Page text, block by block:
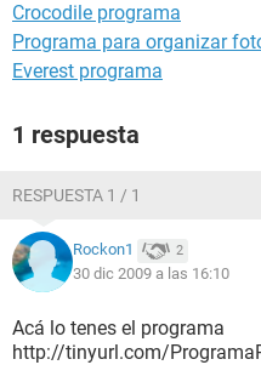
Crocodile programa
Programa para organizar
Everest programa
1 respuesta
RESPUESTA 1 / 1
Rockon1 2
30 dic 2009 a las 16:10
Acá lo tenes el programa
http://tinyurl.com/